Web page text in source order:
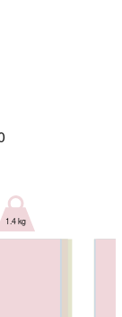
1.4 kg